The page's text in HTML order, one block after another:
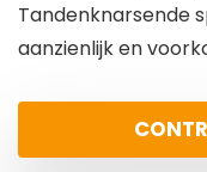
Tandenknarsende
aanzienlijk en